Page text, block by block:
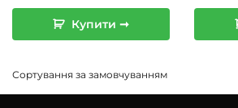
ціна:
1,190 грн.
ціна:
490 грн.
Купити ➞